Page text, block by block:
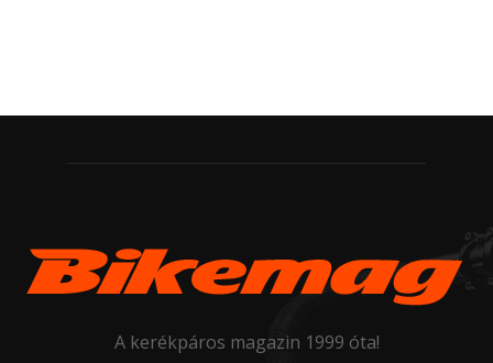
A kerékpáros magazin 1999 óta!